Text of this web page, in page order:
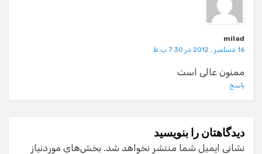
milad
16 دسامبر , 2012 در 7:30 ب.ظ
ممنون عالی است
پاسخ
دیدگاهتان را بنویسید
نشانی ایمیل شما منتشر نخواهد شد. بخش‌های موردنیاز